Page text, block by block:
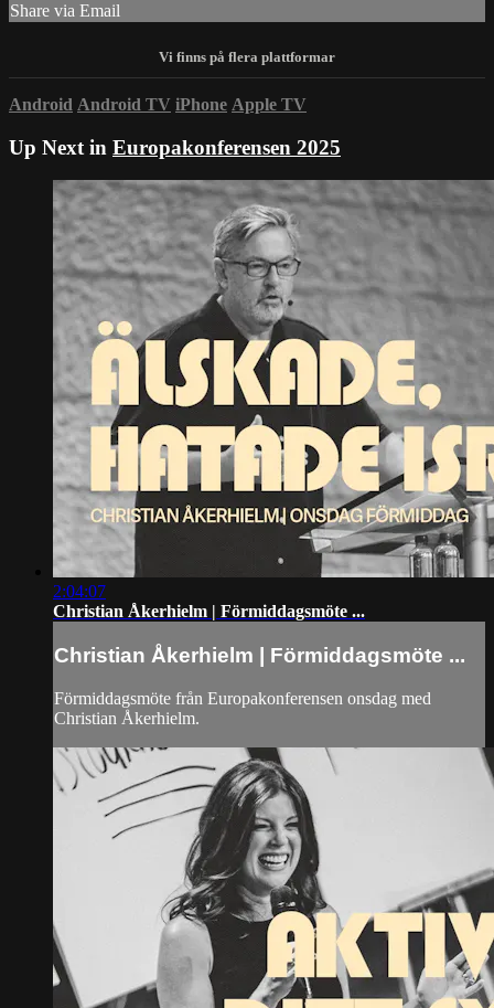
Share via Email
Android Android TV iPhone Apple TV
Up Next in Europakonferensen 2025
2:04:07
Christian Åkerhielm | Förmiddagsmöte ...
Christian Åkerhielm | Förmiddagsmöte ...
Förmiddagsmöte från Europakonferensen onsdag med
Christian Åkerhielm.